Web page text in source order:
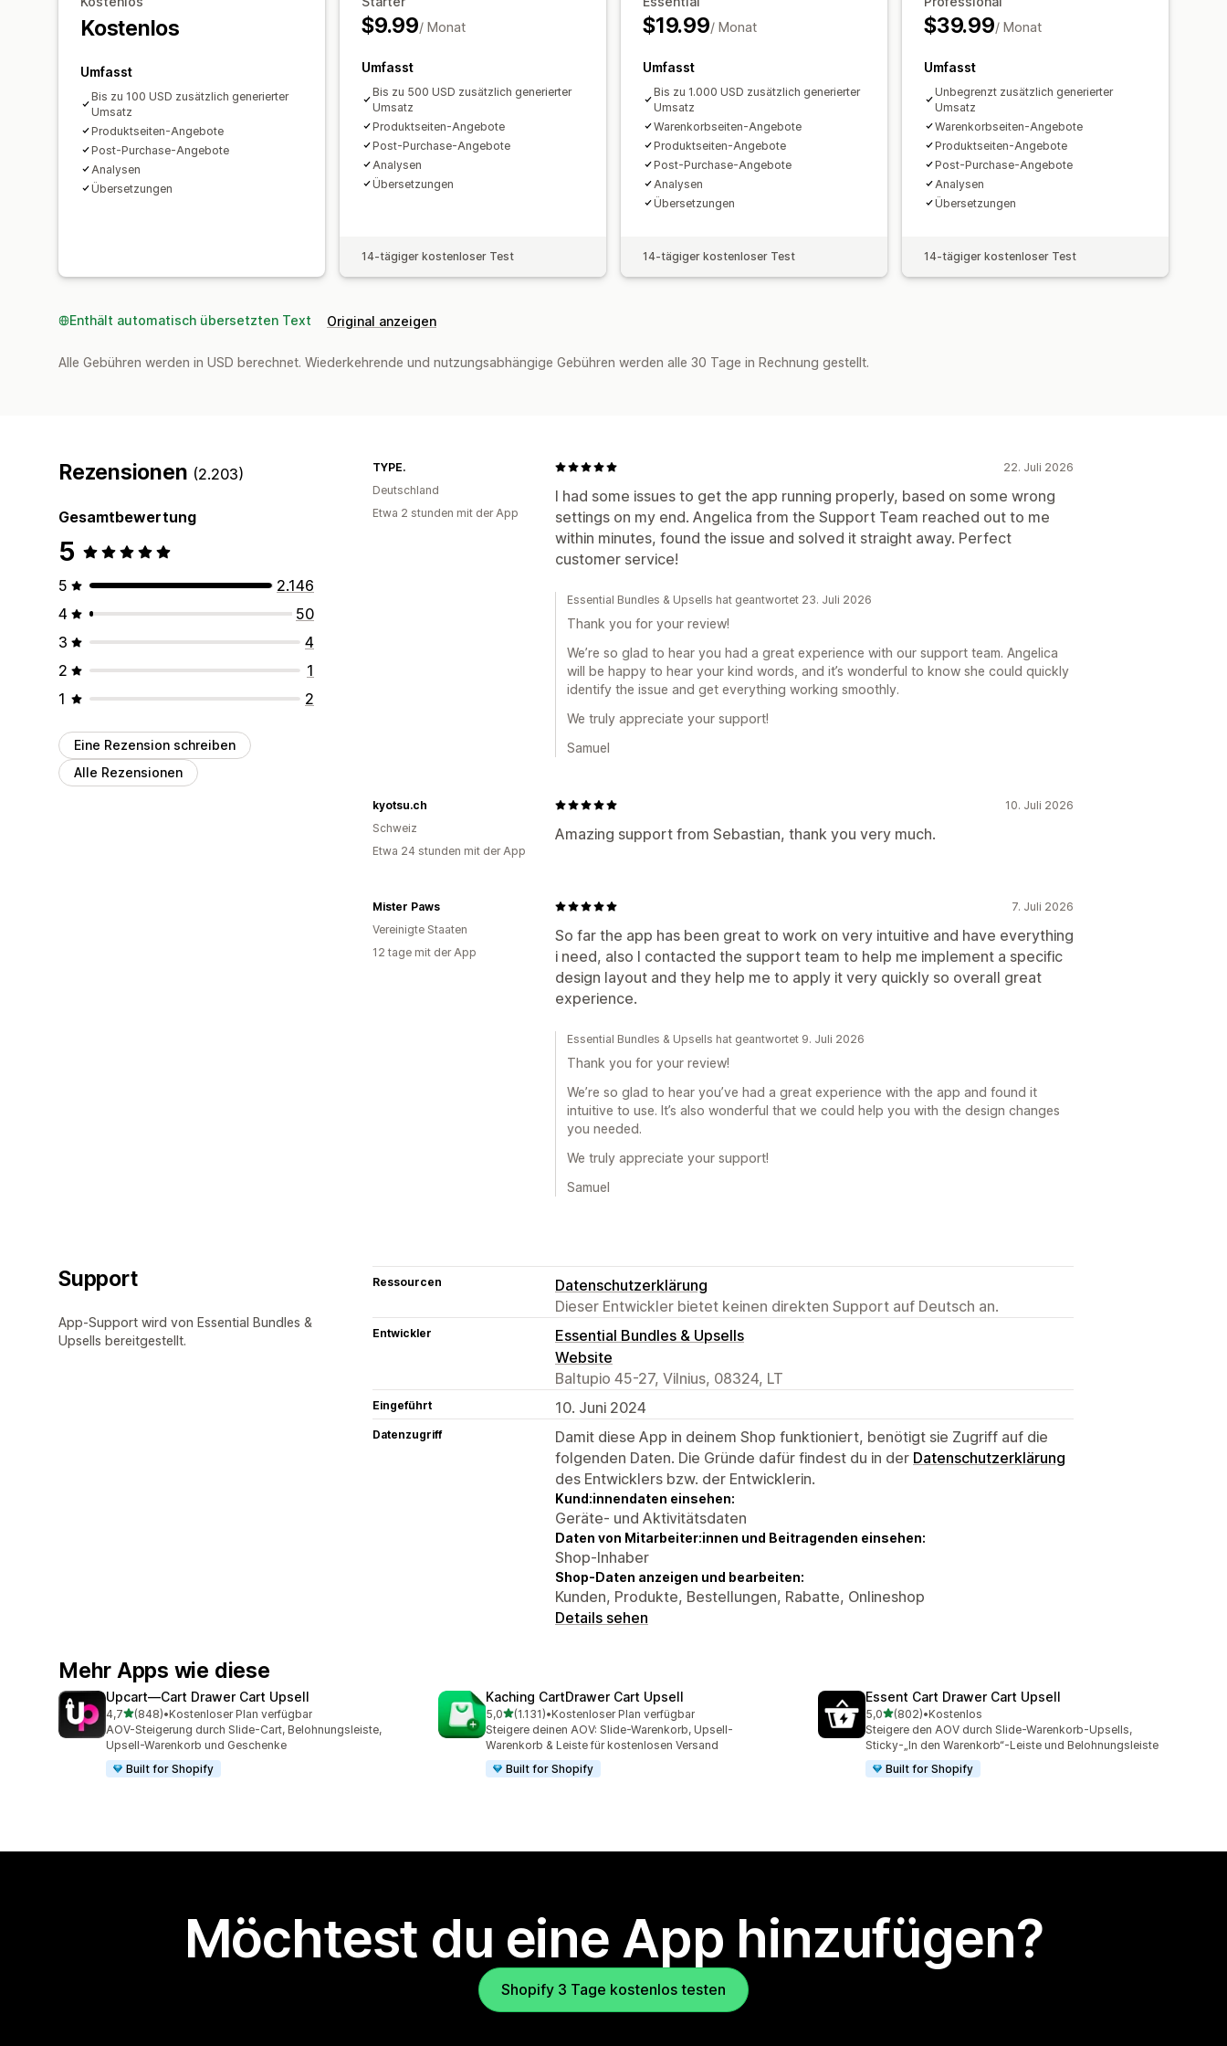
Funnel-Leistung
Automatische Rabatte
Kostenlos
Umfasst
Bis zu 100 USD zusätzlich generierter
Umsatz
Produktseiten-Angebote
Post-Purchase-Angebote
Analysen​
Übersetzungen
$9.99/ Monat
Umfasst
Bis zu 500 USD zusätzlich generierter
Umsatz
Produktseiten-Angebote
Post-Purchase-Angebote
Analysen​
Übersetzungen
14-tägiger kostenloser Test
$19.99/ Monat
Umfasst
Bis zu 1.000 USD zusätzlich generierter
Umsatz
Warenkorbseiten-Angebote
Produktseiten-Angebote
Post-Purchase-Angebote
Analysen​
Übersetzungen
14-tägiger kostenloser Test
$39.99/ Monat
Umfasst
Unbegrenzt zusätzlich generierter
Umsatz
Warenkorbseiten-Angebote
Produktseiten-Angebote
Post-Purchase-Angebote
Analysen​
Übersetzungen
14-tägiger kostenloser Test
Enthält automatisch übersetzten Text Original anzeigen
Alle Gebühren werden in USD berechnet. Wiederkehrende und nutzungsabhängige Gebühren werden alle 30 Tage in Rechnung gestellt.
Rezensionen (2.203)
Gesamtbewertung
5
5
2.146
4
50
3
4
2
1
1
2
Eine Rezension schreiben
Alle Rezensionen
22. Juli 2026
I had some issues to get the app running properly, based on some wrong
settings on my end. Angelica from the Support Team reached out to me
within minutes, found the issue and solved it straight away. Perfect
customer service!
TYPE.
Deutschland
Etwa 2 stunden mit der App
Essential Bundles & Upsells hat geantwortet 23. Juli 2026
Thank you for your review!
We’re so glad to hear you had a great experience with our support team. Angelica
will be happy to hear your kind words, and it’s wonderful to know she could quickly
identify the issue and get everything working smoothly.
We truly appreciate your support!
Samuel
10. Juli 2026
Amazing support from Sebastian, thank you very much.
kyotsu.ch
Schweiz
Etwa 24 stunden mit der App
7. Juli 2026
So far the app has been great to work on very intuitive and have everything
i need, also I contacted the support team to help me implement a specific
design layout and they help me to apply it very quickly so overall great
experience.
Mister Paws
Vereinigte Staaten
12 tage mit der App
Essential Bundles & Upsells hat geantwortet 9. Juli 2026
Thank you for your review!
We’re so glad to hear you’ve had a great experience with the app and found it
intuitive to use. It’s also wonderful that we could help you with the design changes
you needed.
We truly appreciate your support!
Samuel
Support
App-Support wird von Essential Bundles &
Upsells bereitgestellt.
Ressourcen
Datenschutzerklärung
Dieser Entwickler bietet keinen direkten Support auf Deutsch an.
Entwickler
Essential Bundles & Upsells
Website
Baltupio 45-27, Vilnius, 08324, LT
Eingeführt 10. Juni 2024
Datenzugriff
Damit diese App in deinem Shop funktioniert, benötigt sie Zugriff auf die
folgenden Daten. Die Gründe dafür findest du in der Datenschutzerklärung
des Entwicklers bzw. der Entwicklerin.
Kund:innendaten einsehen:
Geräte- und Aktivitätsdaten
Daten von Mitarbeiter:innen und Beitragenden einsehen:
Shop-Inhaber
Shop-Daten anzeigen und bearbeiten:
Kunden, Produkte, Bestellungen, Rabatte, Onlineshop
Details sehen
Mehr Apps wie diese
Upcart—Cart Drawer Cart Upsell
4,7von 5 Sternen
(848)
848 Rezensionen insgesamt
•Kostenloser Plan verfügbar
AOV-Steigerung durch Slide-Cart, Belohnungsleiste,
Upsell-Warenkorb und Geschenke
Built for Shopify
Kaching CartDrawer Cart Upsell
5,0von 5 Sternen
(1.131)
1131 Rezensionen insgesamt
•Kostenloser Plan verfügbar
Steigere deinen AOV: Slide-Warenkorb, Upsell-
Warenkorb & Leiste für kostenlosen Versand
Built for Shopify
Essent Cart Drawer Cart Upsell
5,0von 5 Sternen
(802)
802 Rezensionen insgesamt
•Kostenlos
Steigere den AOV durch Slide-Warenkorb-Upsells,
Sticky-„In den Warenkorb“-Leiste und Belohnungsleiste
Built for Shopify
Möchtest du eine App hinzufügen?
Shopify 3 Tage kostenlos testen